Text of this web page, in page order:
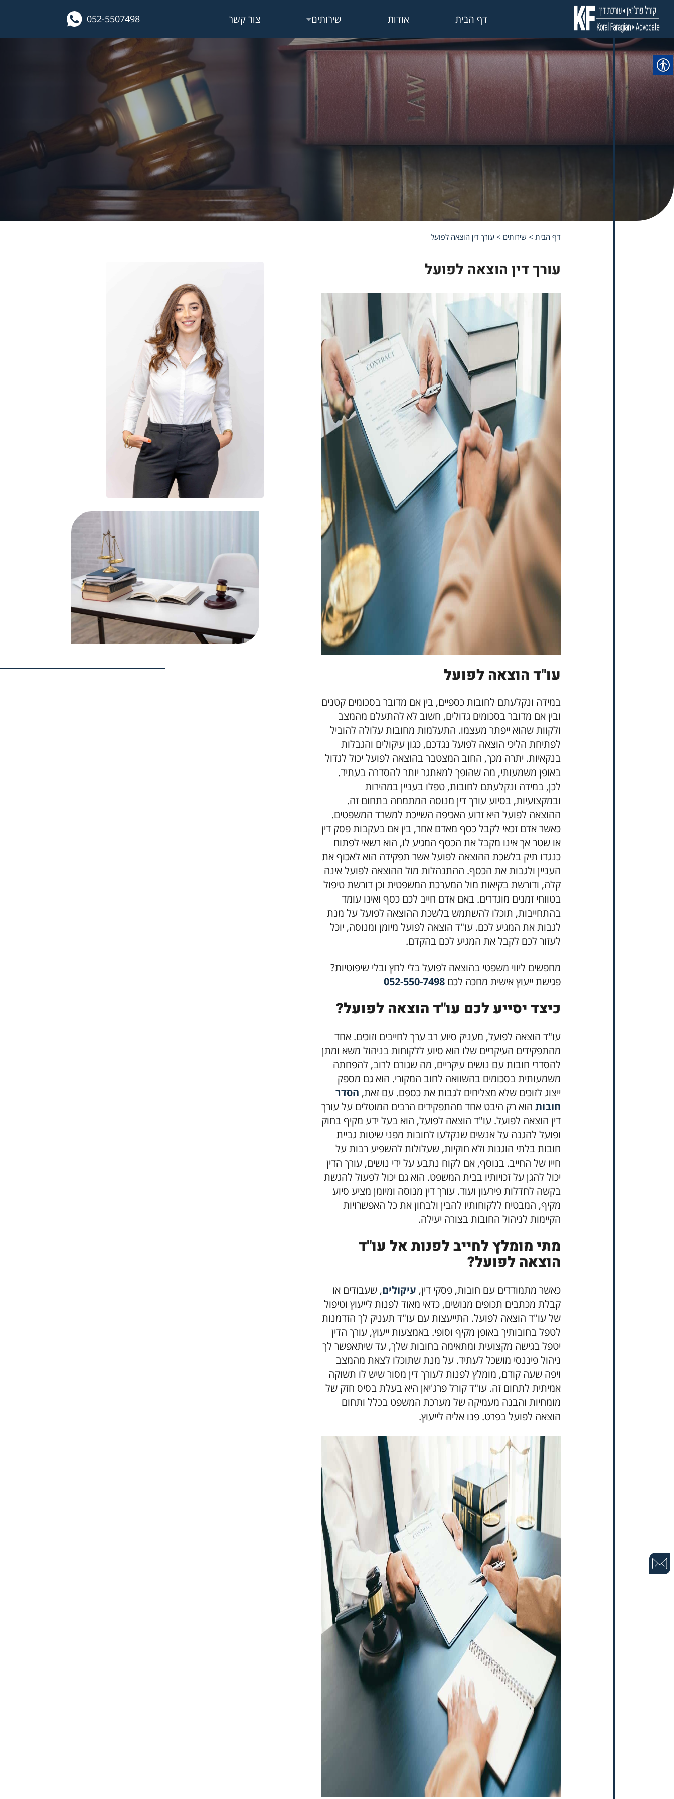
דף הבית אודות שירותים צור קשר 052-5507498
דף הבית> שירותים > עורך דין הוצאה לפועל
עורך דין הוצאה לפועל
עו"ד הוצאה לפועל
במידה ונקלעתם לחובות כספיים, בין אם מדובר בסכומים קטנים
ובין אם מדובר בסכומים גדולים, חשוב לא להתעלם מהמצב
ולקוות שהוא ייפתר מעצמו. התעלמות מחובות עלולה להוביל
לפתיחת הליכי הוצאה לפועל נגדכם, כגון עיקולים והגבלות
בנקאיות. יתרה מכך, החוב המצטבר בהוצאה לפועל יכול לגדול
באופן משמעותי, מה שהופך למאתגר יותר להסדרה בעתיד.
לכן, במידה ונקלעתם לחובות, טפלו בעניין במהירות
ובמקצועיות, בסיוע עורך דין מנוסה המתמחה בתחום זה.
ההוצאה לפועל היא זרוע האכיפה השייכת למשרד המשפטים.
כאשר אדם זכאי לקבל כסף מאדם אחר, בין אם בעקבות פסק דין
או שטר אך אינו מקבל את הכסף המגיע לו, הוא רשאי לפתוח
כנגדו תיק בלשכת ההוצאה לפועל אשר תפקידה הוא לאכוף את
העניין ולגבות את הכסף. ההתנהלות מול ההוצאה לפועל אינה
קלה, ודורשת בקיאות מול המערכת המשפטית וכן דורשת טיפול
בטווחי זמנים מוגדרים. באם אדם חייב לכם כסף ואינו עומד
בהתחייבות, תוכלו להשתמש בלשכת ההוצאה לפועל על מנת
לגבות את המגיע לכם. עו"ד הוצאה לפועל מיומן ומנוסה, יוכל
לעזור לכם לקבל את המגיע לכם בהקדם.
מחפשים ליווי משפטי בהוצאה לפועל בלי לחץ ובלי שיפוטיות?
פגישת ייעוץ אישית מחכה לכם 052-550-7498
כיצד יסייע לכם עו"ד הוצאה לפועל?
עו"ד הוצאה לפועל, מעניק סיוע רב ערך לחייבים וזוכים. אחד
מהתפקידים העיקריים שלו הוא סיוע ללקוחות בניהול משא ומתן
להסדרי חובות עם נושים עיקריים, מה שגורם לרוב, להפחתה
משמעותית בסכומים בהשוואה לחוב המקורי. הוא גם מספק
ייצוג לזוכים שלא מצליחים לגבות את כספם. עם זאת, הסדר
חובותהוא רק היבט אחד מהתפקידים הרבים המוטלים על עורך
דין הוצאה לפועל. עו"ד הוצאה לפועל, הוא בעל ידע מקיף בחוק
ופועל להגנה על אנשים שנקלעו לחובות מפני שיטות גביית
חובות בלתי הוגנות ולא חוקיות, שעלולות להשפיע רבות על
חייו של החייב. בנוסף, אם לקוח נתבע על ידי נושים, עורך הדין
יכול להגן על זכויותיו בבית המשפט. הוא גם יכול לפעול להגשת
בקשה לחדלות פירעון ועוד. עורך דין מנוסה ומיומן מציע סיוע
מקיף, המבטיח ללקוחותיו להבין ולבחון את כל האפשרויות
הקיימות לניהול החובות בצורה יעילה.
מתי מומלץ לחייב לפנות אל עו"ד
הוצאה לפועל?
כאשר מתמודדים עם חובות, פסקי דין, עיקולים, שעבודים או
קבלת מכתבים תכופים מנושים, כדאי מאוד לפנות לייעוץ וטיפול
של עו"ד הוצאה לפועל. התייעצות עם עו"ד תעניק לך הזדמנות
לטפל בחובותיך באופן מקיף וסופי. באמצעות ייעוץ, עורך הדין
יטפל בגישה מקצועית ומתאימה בחובות שלך, עד שיתאפשר לך
ניהול פיננסי מושכל לעתיד. על מנת שתוכלו לצאת מהמצב
ויפה שעה קודם, מומלץ לפנות לעורך דין מסור שיש לו תשוקה
אמיתית לתחום זה. עו"ד קורל פרג'יאן היא בעלת בסיס חזק של
מומחיות והבנה מעמיקה של מערכת המשפט בכלל ותחום
הוצאה לפועל בפרט. פנו אליה לייעוץ.